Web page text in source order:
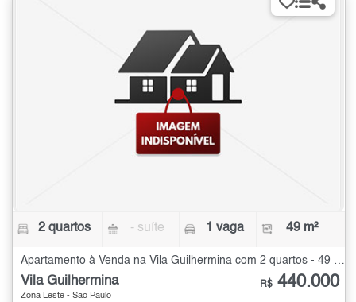
2 quartos - suíte 1 vaga 49 m²
Apartamento à Venda na Vila Guilhermina com 2 quartos - 49 m²
Vila Guilhermina
Zona Leste - São Paulo
R$ 440.000